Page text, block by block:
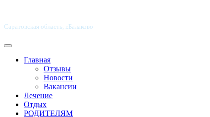
Саратовская область, г.Балаково
Главная
Отзывы
Новости
Вакансии
Лечение
Отдых
РОДИТЕЛЯМ